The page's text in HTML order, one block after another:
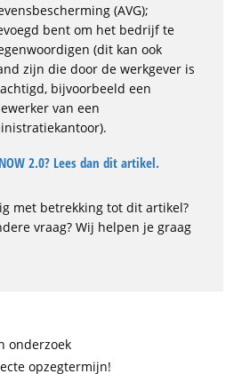
(AVG);
bent om het bedrijf te
(dit kan ook
zijn die door de werkgever is
bijvoorbeeld een
van een
2.0? Lees dan dit artikel.
met betrekking tot dit artikel?
vraag? Wij helpen je graag
onderzoek
opzegtermijn!